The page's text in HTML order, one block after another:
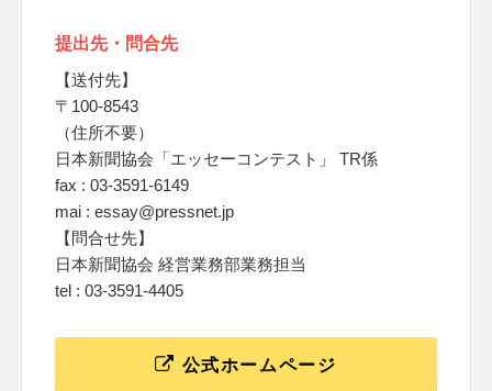
提出先・問合先
【送付先】
〒100-8543
（住所不要）
日本新聞協会「エッセーコンテスト」 TR係
fax : 03-3591-6149
mai : essay@pressnet.jp
【問合せ先】
日本新聞協会 経営業務部業務担当
tel : 03-3591-4405
公式ホームページ